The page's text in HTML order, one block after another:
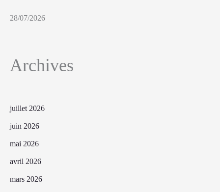
28/07/2026
Archives
juillet 2026
juin 2026
mai 2026
avril 2026
mars 2026